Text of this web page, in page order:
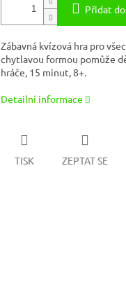
Přidat
Zábavná kvízová hra pro
chytlavou formou pomůže
hráče, 15 minut, 8+.
Detailní informace
TISK ZEPTAT SE